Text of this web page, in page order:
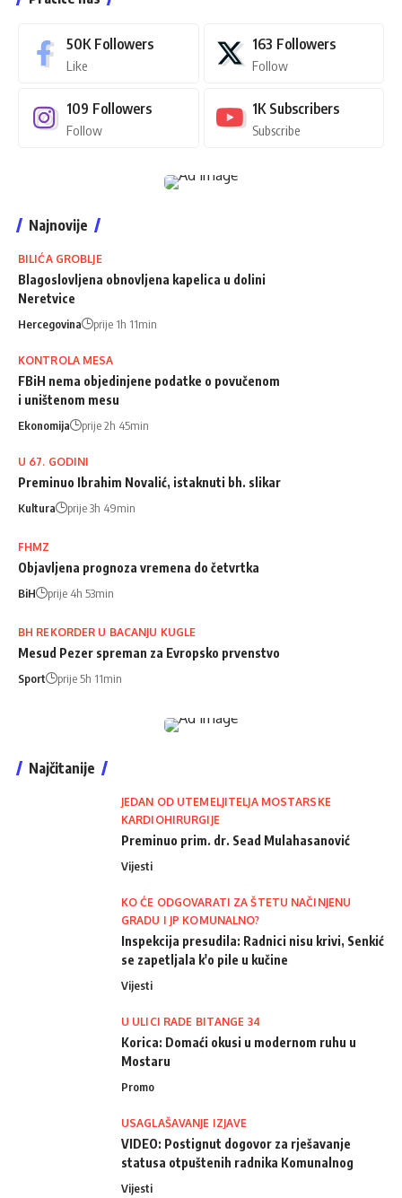
50K Followers
Like
163 Followers
Follow
109 Followers
Follow
1K Subscribers
Subscribe
Najnovije
BILIĆA GROBLJE
Blagoslovljena obnovljena kapelica u dolini
Neretvice
Hercegovina prije 1h 11min
KONTROLA MESA
FBiH nema objedinjene podatke o povučenom
i uništenom mesu
Ekonomija prije 2h 45min
U 67. GODINI
Preminuo Ibrahim Novalić, istaknuti bh. slikar
Kultura prije 3h 49min
FHMZ
Objavljena prognoza vremena do četvrtka
BiH prije 4h 53min
BH REKORDER U BACANJU KUGLE
Mesud Pezer spreman za Evropsko prvenstvo
Sport prije 5h 11min
Najčitanije
JEDAN OD UTEMELJITELJA MOSTARSKE
KARDIOHIRURGIJE
Preminuo prim. dr. Sead Mulahasanović
Vijesti
KO ĆE ODGOVARATI ZA ŠTETU NAČINJENU
GRADU I JP KOMUNALNO?
Inspekcija presudila: Radnici nisu krivi, Senkić
se zapetljala k'o pile u kučine
Vijesti
U ULICI RADE BITANGE 34
Korica: Domaći okusi u modernom ruhu u
Mostaru
Promo
USAGLAŠAVANJE IZJAVE
VIDEO: Postignut dogovor za rješavanje
statusa otpuštenih radnika Komunalnog
Vijesti